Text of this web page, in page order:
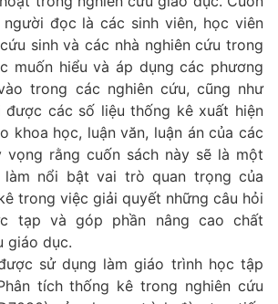
người đọc là các sinh viên, học viên
sinh và các nhà nghiên cứu trong
muốn hiểu và áp dụng các phương
trong các nghiên cứu, cũng như
được các số liệu thống kê xuất hiện
khoa học, luận văn, luận án của các
vọng rằng cuốn sách này sẽ là một
nổi bật vai trò quan trọng của
trong việc giải quyết những câu hỏi
tạp và góp phần nâng cao chất
giáo dục.
sử dụng làm giáo trình học tập
tích thống kê trong nghiên cứu